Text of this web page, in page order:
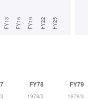
FY78
1978/3
FY79
1979/3